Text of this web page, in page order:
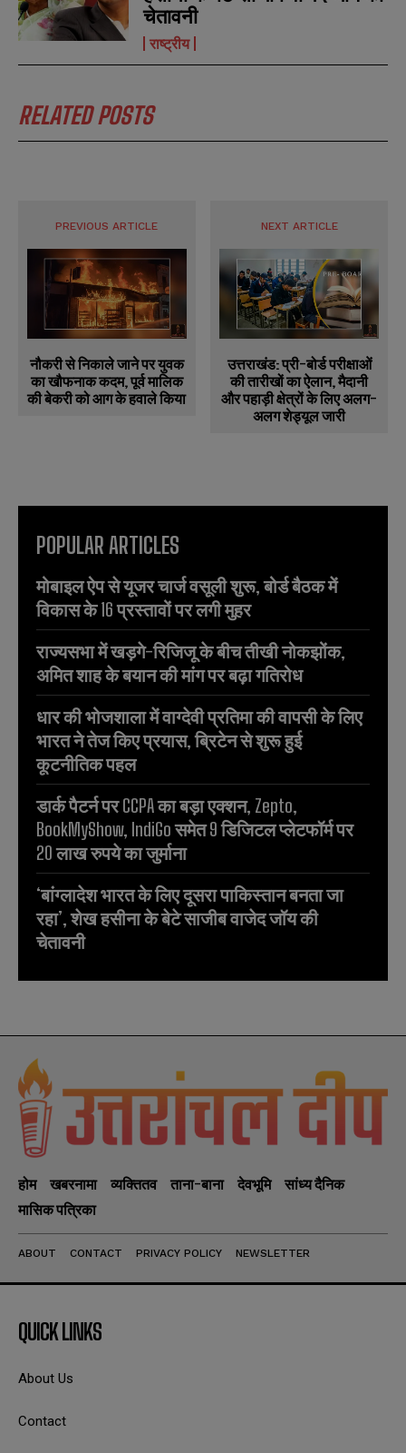
चेतावनी
राष्ट्रीय
RELATED POSTS
PREVIOUS ARTICLE
नौकरी से निकाले जाने पर युवक
का खौफनाक कदम, पूर्व मालिक
की बेकरी को आग के हवाले किया
NEXT ARTICLE
उत्तराखंड: प्री-बोर्ड परीक्षाओं
की तारीखों का ऐलान, मैदानी
और पहाड़ी क्षेत्रों के लिए अलग-
अलग शेड्यूल जारी
POPULAR ARTICLES
मोबाइल ऐप से यूजर चार्ज वसूली शुरू, बोर्ड बैठक में
विकास के 16 प्रस्तावों पर लगी मुहर
राज्यसभा में खड़गे-रिजिजू के बीच तीखी नोकझोंक,
अमित शाह के बयान की मांग पर बढ़ा गतिरोध
धार की भोजशाला में वाग्देवी प्रतिमा की वापसी के लिए
भारत ने तेज किए प्रयास, ब्रिटेन से शुरू हुई
कूटनीतिक पहल
डार्क पैटर्न पर CCPA का बड़ा एक्शन, Zepto,
BookMyShow, IndiGo समेत 9 डिजिटल प्लेटफॉर्म पर
20 लाख रुपये का जुर्माना
‘बांग्लादेश भारत के लिए दूसरा पाकिस्तान बनता जा
रहा’, शेख हसीना के बेटे साजीब वाजेद जॉय की
चेतावनी
होम खबरनामा व्यक्तितव ताना-बाना देवभूमि
सांध्य दैनिक
मासिक पत्रिका
ABOUT CONTACT PRIVACY POLICY NEWSLETTER
QUICK LINKS
About Us
Contact